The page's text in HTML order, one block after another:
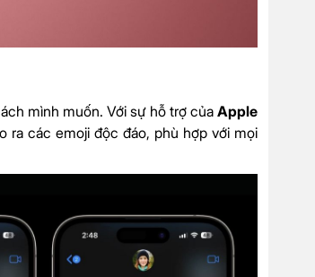
mình muốn. Với sự hỗ trợ củaApple
ra các emoji độc đáo, phù hợp với mọi